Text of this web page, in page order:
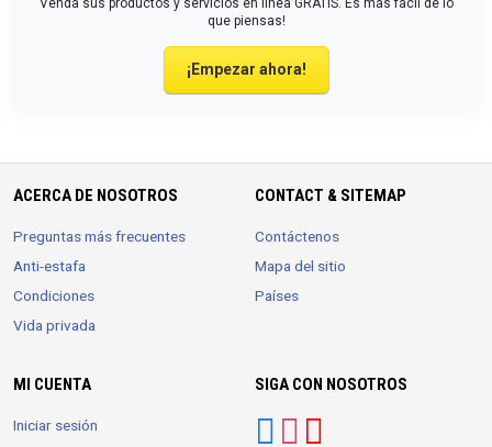
Venda sus productos y servicios en línea GRATIS. Es más fácil de lo
que piensas!
¡Empezar ahora!
ACERCA DE NOSOTROS
Preguntas más frecuentes
Anti-estafa
Condiciones
Vida privada
CONTACT & SITEMAP
Contáctenos
Mapa del sitio
Países
MI CUENTA
Iniciar sesión
SIGA CON NOSOTROS